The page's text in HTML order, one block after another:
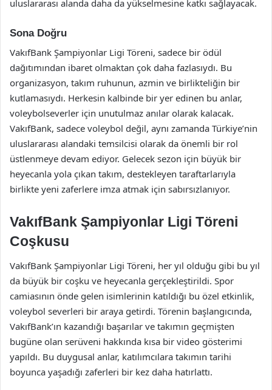
uluslararası alanda daha da yükselmesine katkı sağlayacak.
Sona Doğru
VakıfBank Şampiyonlar Ligi Töreni, sadece bir ödül
dağıtımından ibaret olmaktan çok daha fazlasıydı. Bu
organizasyon, takım ruhunun, azmin ve birlikteliğin bir
kutlamasıydı. Herkesin kalbinde bir yer edinen bu anlar,
voleybolseverler için unutulmaz anılar olarak kalacak.
VakıfBank, sadece voleybol değil, aynı zamanda Türkiye’nin
uluslararası alandaki temsilcisi olarak da önemli bir rol
üstlenmeye devam ediyor. Gelecek sezon için büyük bir
heyecanla yola çıkan takım, destekleyen taraftarlarıyla
birlikte yeni zaferlere imza atmak için sabırsızlanıyor.
VakıfBank Şampiyonlar Ligi Töreni
Coşkusu
VakıfBank Şampiyonlar Ligi Töreni, her yıl olduğu gibi bu yıl
da büyük bir coşku ve heyecanla gerçekleştirildi. Spor
camiasının önde gelen isimlerinin katıldığı bu özel etkinlik,
voleybol severleri bir araya getirdi. Törenin başlangıcında,
VakıfBank’ın kazandığı başarılar ve takımın geçmişten
bugüne olan serüveni hakkında kısa bir video gösterimi
yapıldı. Bu duygusal anlar, katılımcılara takımın tarihi
boyunca yaşadığı zaferleri bir kez daha hatırlattı.